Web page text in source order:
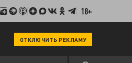
18+
ОТКЛЮЧИТЬ РЕКЛАМУ